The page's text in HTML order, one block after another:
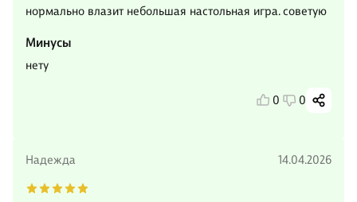
нормально влазит небольшая настольная игра. советую
Минусы
нету
0 0
Надежда 14.04.2026